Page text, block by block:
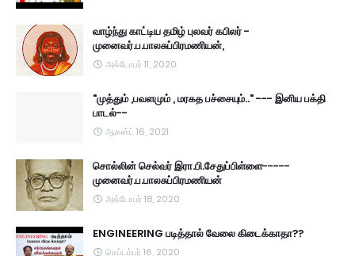
வாழ்ந்து காட்டிய தமிழ் புலவர் கபிலர் -
முனைவர்.ப.பாலசுப்பிரமணியன்,
அக்டோபர் 11, 2020
"முத்தும் ,பவளமும் , மரகத பச்சையும்.." --- இனிய பக்தி
பாடல்--
ஆகஸ்ட் 16, 2021
சொல்லின் செல்வர் இரா.பி.சேதுப்பிள்ளை-----
முனைவர்.ப.பாலசுப்பிரமணியன்
அக்டோபர் 18, 2020
ENGINEERING படித்தால் வேலை கிடைக்காதா??
செப்டம்பர் 16, 2020